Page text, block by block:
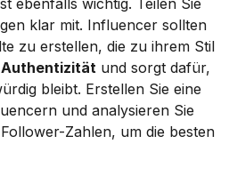
ebenfalls wichtig. Teilen Sie
klar mit. Influencer sollten
zu erstellen, die zu ihrem Stil
Authentizität und sorgt dafür,
bleibt. Erstellen Sie eine
und analysieren Sie
Zahlen, um die besten